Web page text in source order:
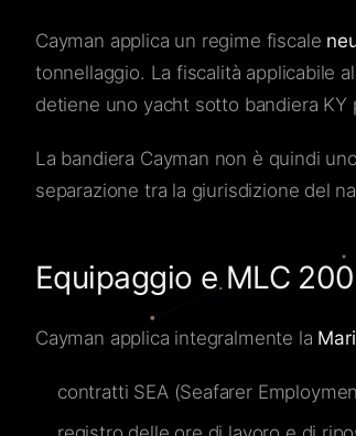
Cayman applica un regime fiscale
tonnellaggio. La fiscalità applicabile
detiene uno yacht sotto bandiera KY
La bandiera Cayman non è quindi
separazione tra la giurisdizione del
Equipaggio e MLC
Cayman applica integralmente la
contratti SEA (Seafarer